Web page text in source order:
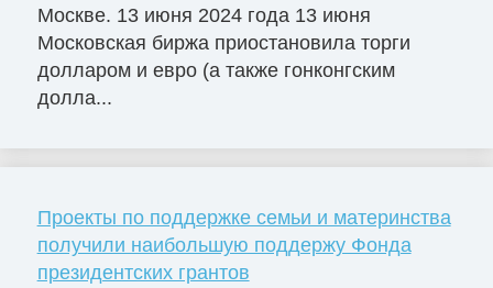
Москве. 13 июня 2024 года 13 июня
Московская биржа приостановила торги
долларом и евро (а также гонконгским
долла...
Проекты по поддержке семьи и материнства
получили наибольшую поддержу Фонда
президентских грантов